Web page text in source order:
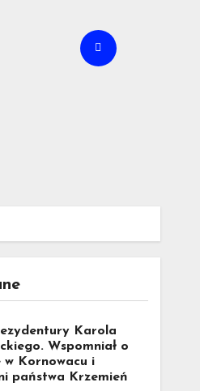
Karola
Wspomniał o
w Kornowacu i
państwa Krzemień